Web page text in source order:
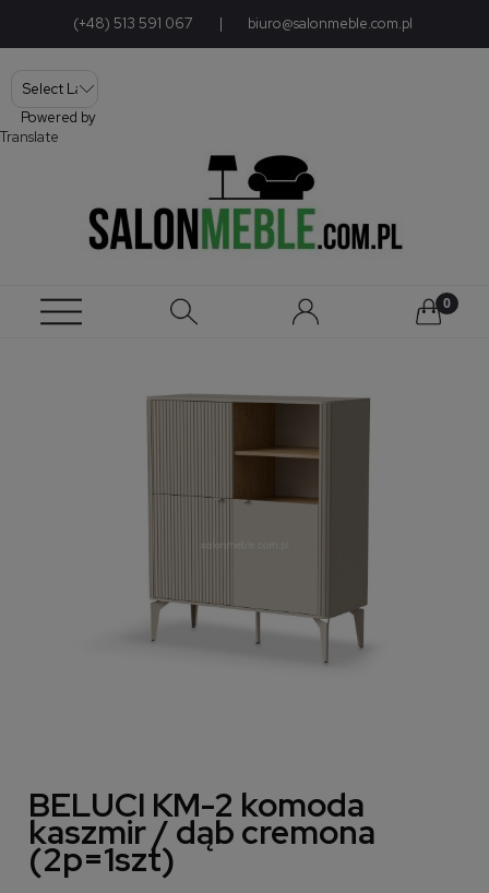
(+48) 513 591 067 | biuro@salonmeble.com.pl
Powered by
Translate
BELUCI KM-2 komoda
kaszmir / dąb cremona
(2p=1szt)